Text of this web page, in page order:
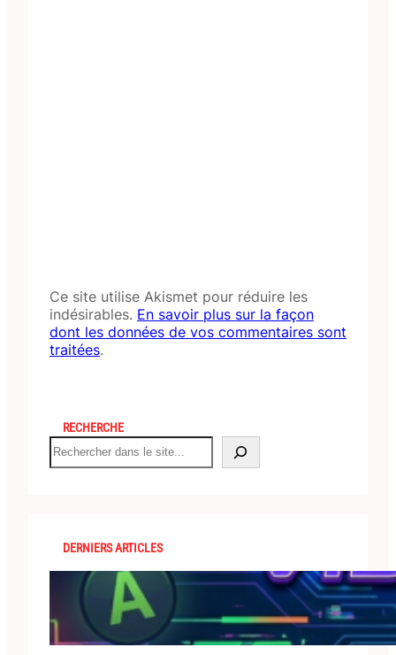
Ce site utilise Akismet pour réduire les
indésirables. En savoir plus sur la façon
dont les données de vos commentaires sont
traitées.
RECHERCHE
S
e
DERNIERS ARTICLES